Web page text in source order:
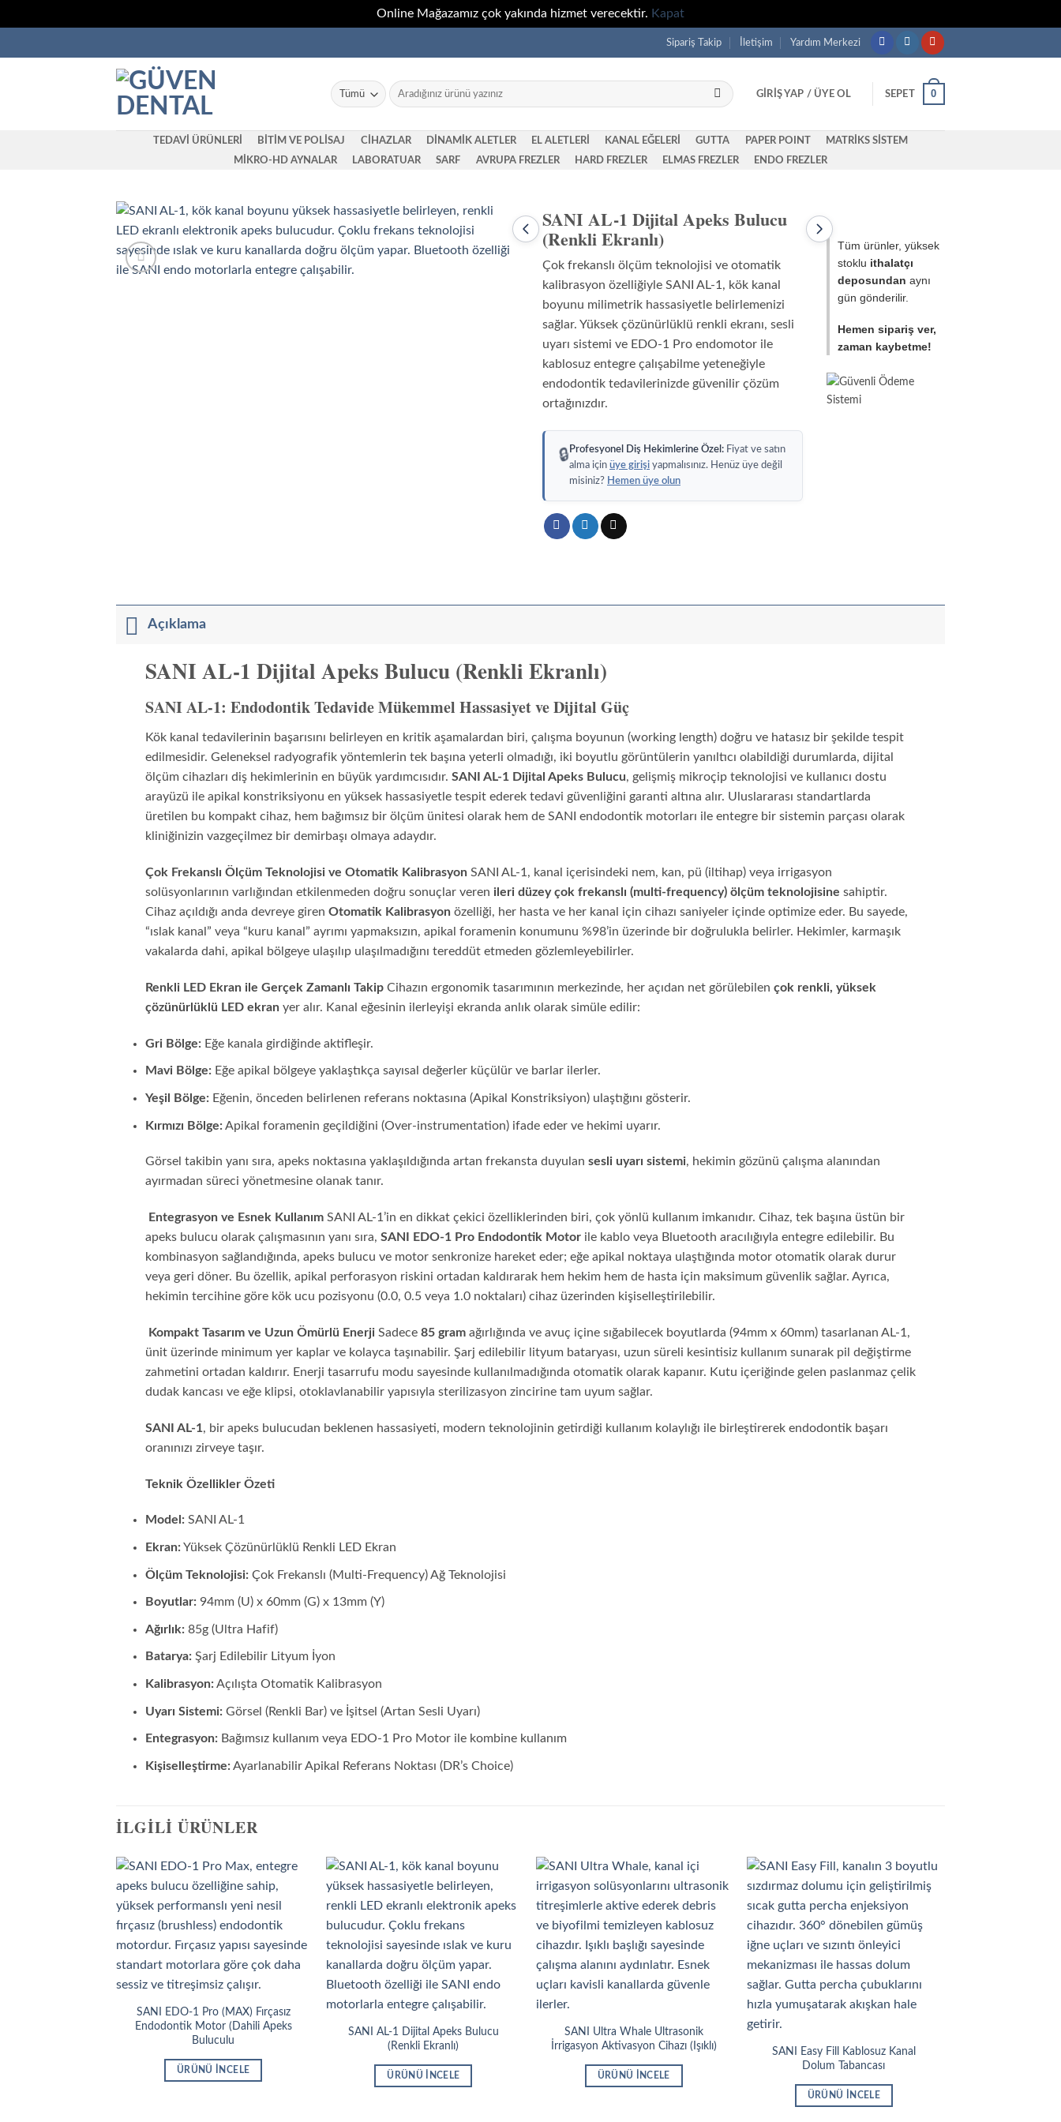
Online Mağazamız çok yakında hizmet verecektir. Kapat
atla
Sipariş Takip İletişim Yardım Merkezi
Ara:
GIRIŞ YAP / ÜYE OL SEPET 0
TEDAVİ ÜRÜNLERİ BİTİM VE POLİSAJ CİHAZLAR DİNAMİK ALETLER EL ALETLERİ KANAL EĞELERİ GUTTA PAPER POINT MATRİKS SİSTEM
MİKRO-HD AYNALAR LABORATUAR SARF AVRUPA FREZLER HARD FREZLER ELMAS FREZLER ENDO FREZLER
Önceki
ürün:
SANI
EDO-
Pro
(MAX)
Fırçasız
Endodontik
Motor
(Dahili
Buluculu
SANI AL-1 Dijital Apeks Bulucu
(Renkli Ekranlı)
Sonraki
ürün:
SANI
Whale
Ultrasonik
Aktivasyon
Cihazı
(Işıklı)
Çok frekanslı ölçüm teknolojisi ve otomatik
kalibrasyon özelliğiyle SANI AL-1, kök kanal
boyunu milimetrik hassasiyetle belirlemenizi
sağlar. Yüksek çözünürlüklü renkli ekranı, sesli
uyarı sistemi ve EDO-1 Pro endomotor ile
kablosuz entegre çalışabilme yeteneğiyle
endodontik tedavilerinizde güvenilir çözüm
ortağınızdır.
🔒 Profesyonel Diş Hekimlerine Özel: Fiyat ve satın
alma için üye girişi yapmalısınız. Henüz üye değil
misiniz? Hemen üye olun
Tüm ürünler, yüksek
stoklu ithalatçı
deposundan aynı
gün gönderilir.
Hemen sipariş ver,
zaman kaybetme!
Açıklama
SANI AL-1 Dijital Apeks Bulucu (Renkli Ekranlı)
SANI AL-1: Endodontik Tedavide Mükemmel Hassasiyet ve Dijital Güç
Kök kanal tedavilerinin başarısını belirleyen en kritik aşamalardan biri, çalışma boyunun (working length) doğru ve hatasız bir şekilde tespit
edilmesidir. Geleneksel radyografik yöntemlerin tek başına yeterli olmadığı, iki boyutlu görüntülerin yanıltıcı olabildiği durumlarda, dijital
ölçüm cihazları diş hekimlerinin en büyük yardımcısıdır. SANI AL-1 Dijital Apeks Bulucu, gelişmiş mikroçip teknolojisi ve kullanıcı dostu
arayüzü ile apikal konstriksiyonu en yüksek hassasiyetle tespit ederek tedavi güvenliğini garanti altına alır. Uluslararası standartlarda
üretilen bu kompakt cihaz, hem bağımsız bir ölçüm ünitesi olarak hem de SANI endodontik motorları ile entegre bir sistemin parçası olarak
kliniğinizin vazgeçilmez bir demirbaşı olmaya adaydır.
Çok Frekanslı Ölçüm Teknolojisi ve Otomatik Kalibrasyon SANI AL-1, kanal içerisindeki nem, kan, pü (iltihap) veya irrigasyon
solüsyonlarının varlığından etkilenmeden doğru sonuçlar veren ileri düzey çok frekanslı (multi-frequency) ölçüm teknolojisine sahiptir.
Cihaz açıldığı anda devreye giren Otomatik Kalibrasyon özelliği, her hasta ve her kanal için cihazı saniyeler içinde optimize eder. Bu sayede,
“ıslak kanal” veya “kuru kanal” ayrımı yapmaksızın, apikal foramenin konumunu %98’in üzerinde bir doğrulukla belirler. Hekimler, karmaşık
vakalarda dahi, apikal bölgeye ulaşılıp ulaşılmadığını tereddüt etmeden gözlemleyebilirler.
Renkli LED Ekran ile Gerçek Zamanlı TakipCihazın ergonomik tasarımının merkezinde, her açıdan net görülebilen çok renkli, yüksek
çözünürlüklü LED ekran yer alır. Kanal eğesinin ilerleyişi ekranda anlık olarak simüle edilir:
Gri Bölge:Eğe kanala girdiğinde aktifleşir.
Mavi Bölge:Eğe apikal bölgeye yaklaştıkça sayısal değerler küçülür ve barlar ilerler.
Yeşil Bölge:Eğenin, önceden belirlenen referans noktasına (Apikal Konstriksiyon) ulaştığını gösterir.
Kırmızı Bölge:Apikal foramenin geçildiğini (Over-instrumentation) ifade eder ve hekimi uyarır.
Görsel takibin yanı sıra, apeks noktasına yaklaşıldığında artan frekansta duyulan sesli uyarı sistemi, hekimin gözünü çalışma alanından
ayırmadan süreci yönetmesine olanak tanır.
Entegrasyon ve Esnek KullanımSANI AL-1’in en dikkat çekici özelliklerinden biri, çok yönlü kullanım imkanıdır. Cihaz, tek başına üstün bir
apeks bulucu olarak çalışmasının yanı sıra, SANI EDO-1 Pro Endodontik Motorile kablo veya Bluetooth aracılığıyla entegre edilebilir. Bu
kombinasyon sağlandığında, apeks bulucu ve motor senkronize hareket eder; eğe apikal noktaya ulaştığında motor otomatik olarak durur
veya geri döner. Bu özellik, apikal perforasyon riskini ortadan kaldırarak hem hekim hem de hasta için maksimum güvenlik sağlar. Ayrıca,
hekimin tercihine göre kök ucu pozisyonu (0.0, 0.5 veya 1.0 noktaları) cihaz üzerinden kişiselleştirilebilir.
Kompakt Tasarım ve Uzun Ömürlü EnerjiSadece 85 gramağırlığında ve avuç içine sığabilecek boyutlarda (94mm x 60mm) tasarlanan AL-1,
ünit üzerinde minimum yer kaplar ve kolayca taşınabilir. Şarj edilebilir lityum bataryası, uzun süreli kesintisiz kullanım sunarak pil değiştirme
zahmetini ortadan kaldırır. Enerji tasarrufu modu sayesinde kullanılmadığında otomatik olarak kapanır. Kutu içeriğinde gelen paslanmaz çelik
dudak kancası ve eğe klipsi, otoklavlanabilir yapısıyla sterilizasyon zincirine tam uyum sağlar.
SANI AL-1, bir apeks bulucudan beklenen hassasiyeti, modern teknolojinin getirdiği kullanım kolaylığı ile birleştirerek endodontik başarı
oranınızı zirveye taşır.
Teknik Özellikler Özeti
Model:SANI AL-1
Ekran:Yüksek Çözünürlüklü Renkli LED Ekran
Ölçüm Teknolojisi:Çok Frekanslı (Multi-Frequency) Ağ Teknolojisi
Boyutlar:94mm (U) x 60mm (G) x 13mm (Y)
Ağırlık:85g (Ultra Hafif)
Batarya:Şarj Edilebilir Lityum İyon
Kalibrasyon:Açılışta Otomatik Kalibrasyon
Uyarı Sistemi:Görsel (Renkli Bar) ve İşitsel (Artan Sesli Uyarı)
Entegrasyon:Bağımsız kullanım veya EDO-1 Pro Motor ile kombine kullanım
Kişiselleştirme:Ayarlanabilir Apikal Referans Noktası (DR’s Choice)
İLGILI ÜRÜNLER
SANI EDO-1 Pro (MAX) Fırçasız
Endodontik Motor (Dahili Apeks
Buluculu
ÜRÜNÜ İNCELE
SANI AL-1 Dijital Apeks Bulucu
(Renkli Ekranlı)
ÜRÜNÜ İNCELE
SANI Ultra Whale Ultrasonik
İrrigasyon Aktivasyon Cihazı (Işıklı)
ÜRÜNÜ İNCELE
SANI Easy Fill Kablosuz Kanal
Dolum Tabancası
ÜRÜNÜ İNCELE